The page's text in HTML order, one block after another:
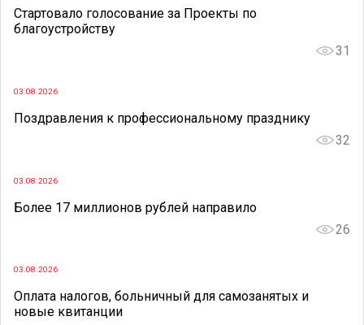
Стартовало голосование за Проекты по
благоустройству
31
03.08.2026
Поздравления к профессиональному празднику
32
03.08.2026
Более 17 миллионов рублей направило
26
03.08.2026
Оплата налогов, больничный для самозанятых и
новые квитанции